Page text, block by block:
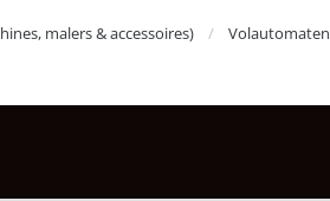
malers & accessoires) Volautomaten